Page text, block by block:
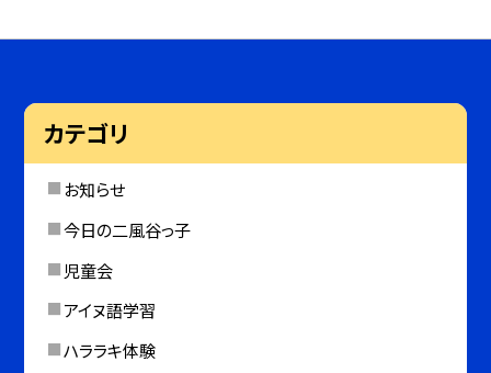
カテゴリ
お知らせ
今日の二風谷っ子
児童会
アイヌ語学習
ハララキ体験